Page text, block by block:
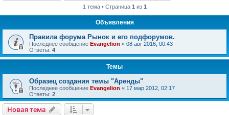
1 тема • Страница 1 из 1
Объявления
Правила форума Рынок и его подфорумов.
Последнее сообщение Evangelion « 08 авг 2016, 00:43
Ответы: 4
Темы
Образец создания темы "Аренды"
Последнее сообщение Evangelion « 17 мар 2012, 02:17
Ответы: 2
Новая тема